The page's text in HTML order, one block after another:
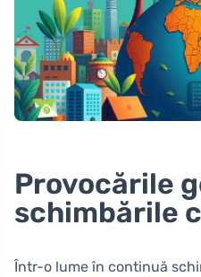
Provocările
schimbările
Într-o lume în continuă